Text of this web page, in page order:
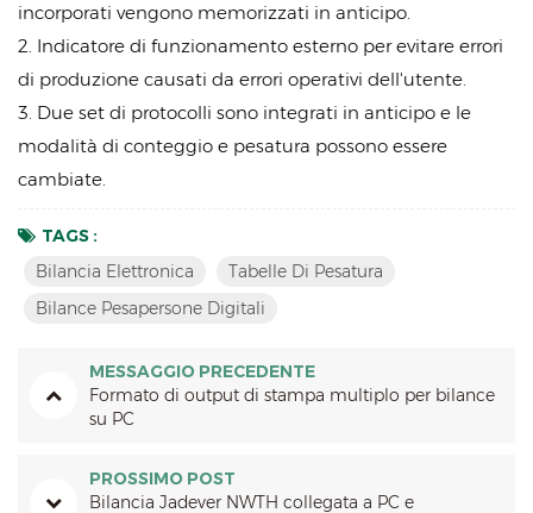
incorporati vengono memorizzati in anticipo.
2. Indicatore di funzionamento esterno per evitare errori
di produzione causati da errori operativi dell'utente.
3. Due set di protocolli sono integrati in anticipo e le
modalità di conteggio e pesatura possono essere
cambiate.
TAGS :
Bilancia Elettronica
Tabelle Di Pesatura
Bilance Pesapersone Digitali
MESSAGGIO PRECEDENTE
Formato di output di stampa multiplo per bilance
su PC
PROSSIMO POST
Bilancia Jadever NWTH collegata a PC e